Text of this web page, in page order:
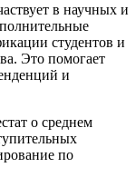
в научных и
студентов и
Это помогает
и
о среднем
по